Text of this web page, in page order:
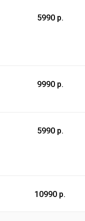
5990 р.
9990 р.
5990 р.
10990 р.